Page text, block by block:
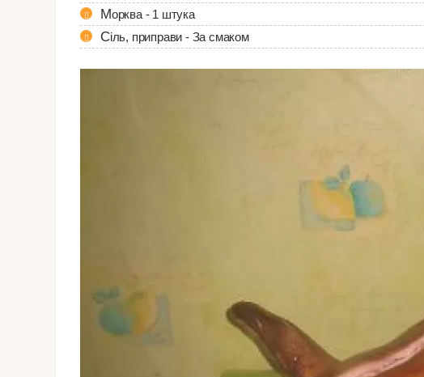
Морква - 1 штука
Сіль, приправи - За смаком